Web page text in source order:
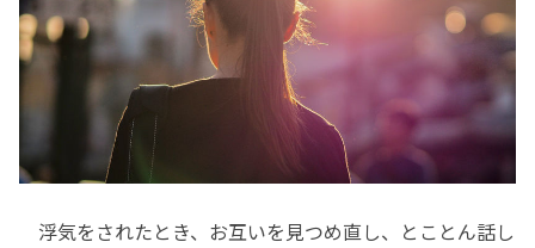
浮気をされたとき、お互いを見つめ直し、とことん話し